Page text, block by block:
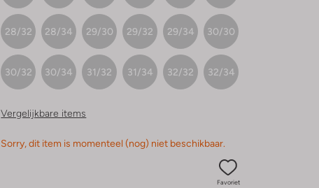
28/32 28/34 29/30 29/32 29/34 30/30
30/32 30/34 31/32 31/34 32/32 32/34
Vergelijkbare items
Sorry, dit item is momenteel (nog) niet beschikbaar.
Favoriet